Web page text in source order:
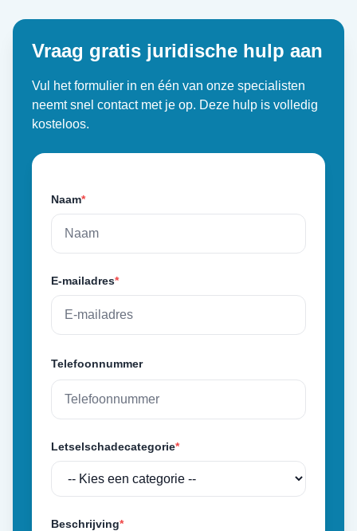
Vraag gratis juridische hulp aan
Vul het formulier in en één van onze specialisten
neemt snel contact met je op. Deze hulp is volledig
kosteloos.
Naam*
E-mailadres*
Telefoonnummer
Letselschadecategorie*
Beschrijving*